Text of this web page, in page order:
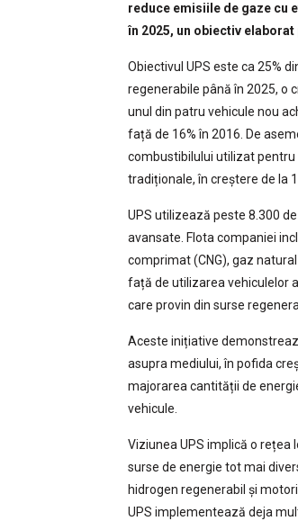
reduce emisiile de gaze cu
în 2025, un obiectiv
Obiectivul UPS este ca 25%
regenerabile până în 2025, o
unul din patru vehicule nou
față de 16% în 2016. De
combustibilului utilizat pentru
tradiționale, în creștere de la
UPS utilizează peste 8.300
avansate. Flota companiei
comprimat (CNG), gaz
față de utilizarea vehiculelor
care provin din surse
Aceste inițiative
asupra mediului, în pofida
majorarea cantității de
vehicule.
Viziunea UPS implică o
surse de energie tot mai
hidrogen regenerabil și
UPS implementează deja